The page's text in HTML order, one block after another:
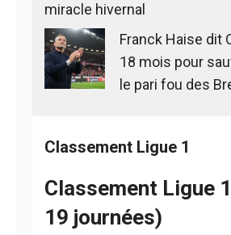
miracle hivernal
Franck Haise dit
18 mois pour
le pari fou des
Classement Ligue 1
Classement Ligue
19 journées)